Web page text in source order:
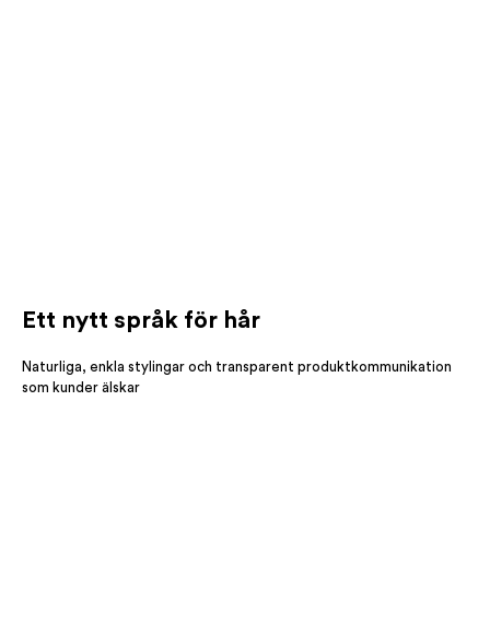
Ett nytt språk för hår
Naturliga, enkla stylingar och transparent produktkommunikation
som kunder älskar